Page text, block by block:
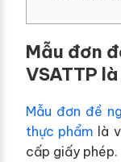
Mẫu đơn
VSATTP
Mẫu đơn đề
thực phẩm là
cấp giấy